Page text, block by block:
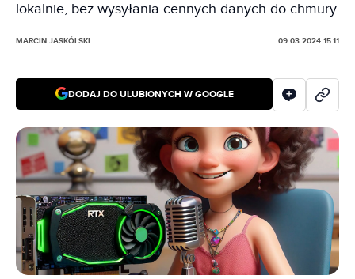
lokalnie, bez wysyłania cennych danych do chmury.
MARCIN JASKÓLSKI 09.03.2024 15:11
DODAJ DO ULUBIONYCH W GOOGLE